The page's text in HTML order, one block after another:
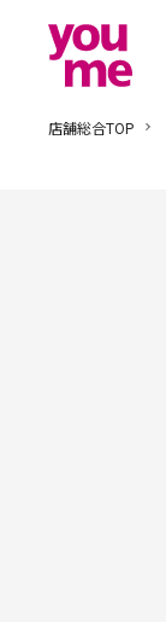
店舗総合TOP